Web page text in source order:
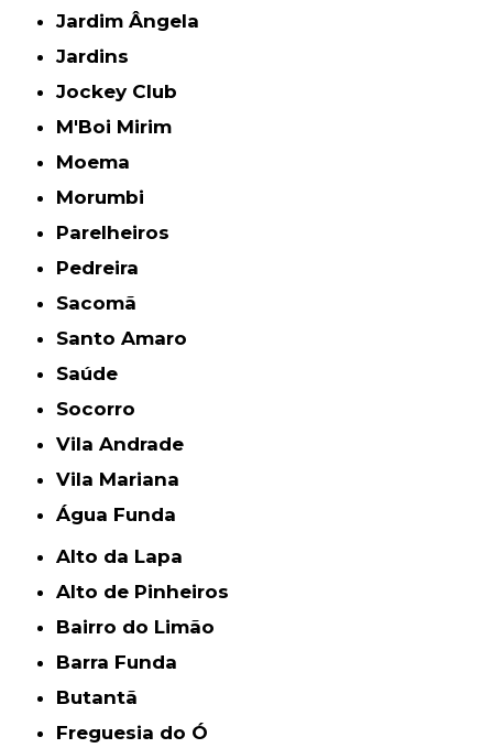
Jardim Ângela
Jardins
Jockey Club
M'Boi Mirim
Moema
Morumbi
Parelheiros
Pedreira
Sacomã
Santo Amaro
Saúde
Socorro
Vila Andrade
Vila Mariana
Água Funda
Alto da Lapa
Alto de Pinheiros
Bairro do Limão
Barra Funda
Butantã
Freguesia do Ó